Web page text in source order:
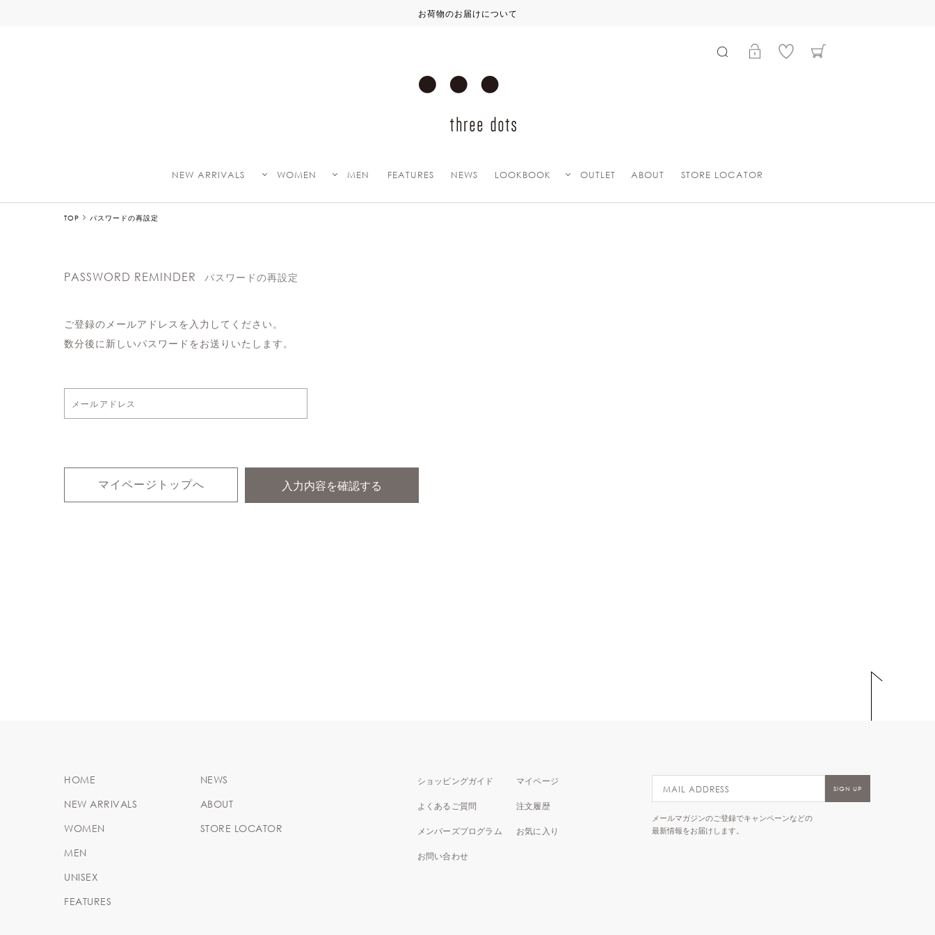
お荷物のお届けについて
NEW ARRIVALS WOMEN MEN FEATURES NEWS LOOKBOOK OUTLET ABOUT STORE LOCATOR
TOP パスワードの再設定
PASSWORD REMINDER パスワードの再設定
ご登録のメールアドレスを入力してください。
数分後に新しいパスワードをお送りいたします。
マイページトップへ
HOME
NEW ARRIVALS
WOMEN
MEN
UNISEX
FEATURES
NEWS
ABOUT
STORE LOCATOR
ショッピングガイド
よくあるご質問
メンバーズプログラム
お問い合わせ
マイページ
注文履歴
お気に入り
メールマガジンのご登録でキャンペーンなどの
最新情報をお届けします。